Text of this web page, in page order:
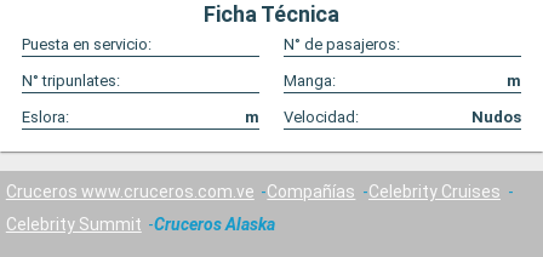
Ficha Técnica
Puesta en servicio:
N° de pasajeros:
N° tripunlates:
Manga:
m
Eslora:
m Velocidad: Nudos
Cruceros www.cruceros.com.ve Compañías
Celebrity Cruises
Celebrity Summit
Cruceros Alaska